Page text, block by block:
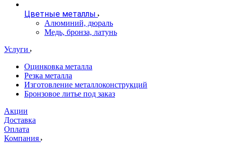
Цветные металлы
Алюминий, дюраль
Медь, бронза, латунь
Услуги
Оцинковка металла
Резка металла
Изготовление металлоконструкций
Бронзовое литье под заказ
Акции
Доставка
Оплата
Компания